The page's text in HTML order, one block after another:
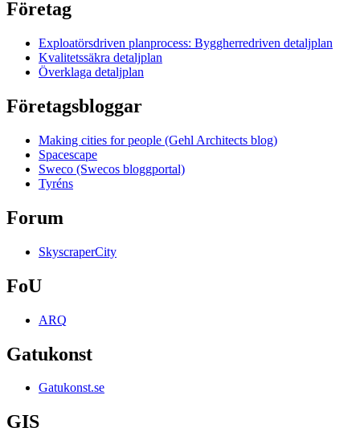
Företag
Exploatörsdriven planprocess: Byggherredriven detaljplan
Kvalitetssäkra detaljplan
Överklaga detaljplan
Företagsbloggar
Making cities for people (Gehl Architects blog)
Spacescape
Sweco (Swecos bloggportal)
Tyréns
Forum
SkyscraperCity
FoU
ARQ
Gatukonst
Gatukonst.se
GIS